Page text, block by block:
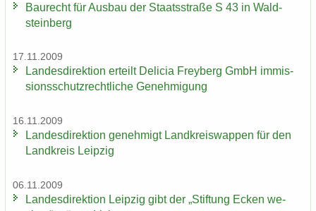
Bau­recht für Aus­bau der Staats­stra­ße S 43 in Wald­
stein­berg
17.11.2009
Lan­des­di­rek­ti­on er­teilt De­li­cia Frey­berg GmbH im­mis­
si­ons­schutz­recht­li­che Ge­neh­mi­gung
16.11.2009
Lan­des­di­rek­ti­on ge­neh­migt Land­kreis­wap­pen für den
Land­kreis Leip­zig
06.11.2009
Lan­des­di­rek­ti­on Leip­zig gibt der „Stif­tung Ecken we­